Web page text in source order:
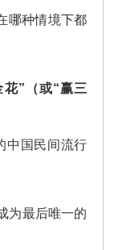
哪种情境下都
”（或“赢三
中国民间流行
为最后唯一的